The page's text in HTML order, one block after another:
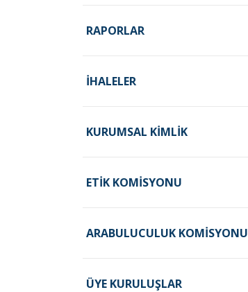
RAPORLAR
İHALELER
KURUMSAL KIMLIK
ETIK KOMISYONU
ARABULUCULUK KOMISYONU
ÜYE KURULUŞLAR